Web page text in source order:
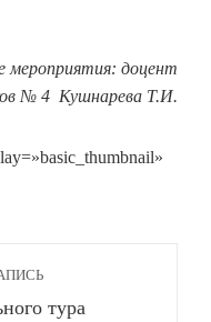
мероприятия: доцент
№ 4 Кушнарева Т.И.
тура